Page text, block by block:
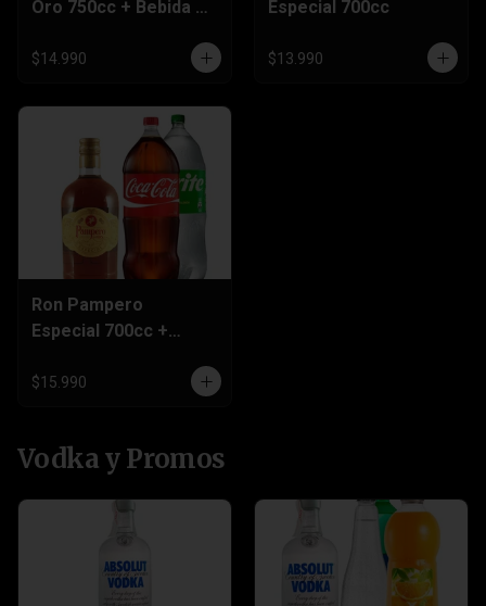
Oro 750cc + Bebida 3
$14.990
Especial 700cc
$13.990
Ron Pampero
Especial 700cc +
$15.990
Vodka y Promos